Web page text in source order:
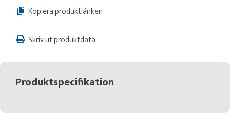
Kopiera produktlänken
Skriv ut produktdata
Produktspecifikation